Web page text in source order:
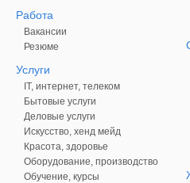
Работа
Вакансии
Резюме
Услуги
IT, интернет, телеком
Бытовые услуги
Деловые услуги
Искусство, хенд мейд
Красота, здоровье
Оборудование, производство
Обучение, курсы